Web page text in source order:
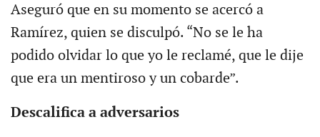
Aseguró que en su momento se acercó a
Ramírez, quien se disculpó. “No se le ha
podido olvidar lo que yo le reclamé, que le dije
que era un mentiroso y un cobarde”.
Descalifica a adversarios